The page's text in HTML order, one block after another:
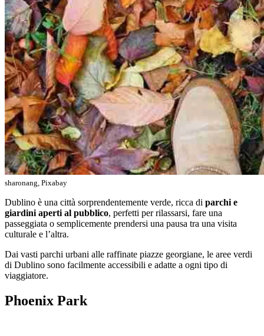
sharonang, Pixabay
Dublino è una città sorprendentemente verde, ricca di parchi e
giardini aperti al pubblico, perfetti per rilassarsi, fare una
passeggiata o semplicemente prendersi una pausa tra una visita
culturale e l’altra.
Dai vasti parchi urbani alle raffinate piazze georgiane, le aree verdi
di Dublino sono facilmente accessibili e adatte a ogni tipo di
viaggiatore.
Phoenix Park